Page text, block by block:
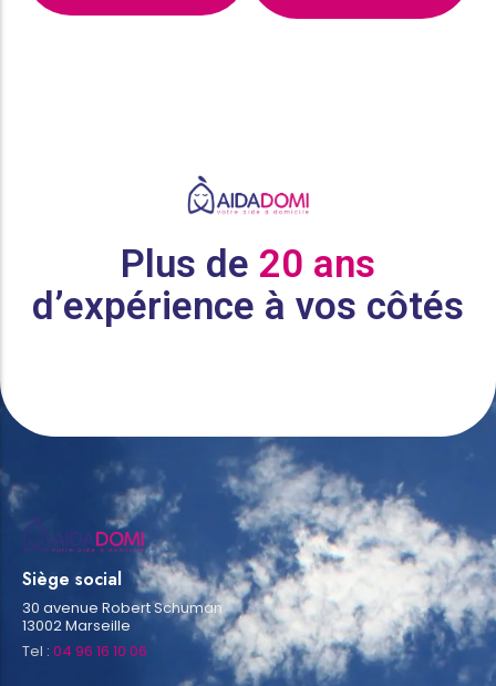
Plus de 20 ans
d’expérience à vos côtés
Siège social
30 avenue Robert Schuman
13002 Marseille
Tel : 04 96 16 10 06